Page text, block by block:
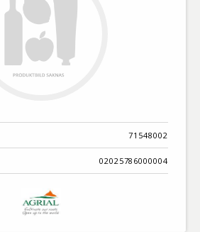
71548002
02025786000004